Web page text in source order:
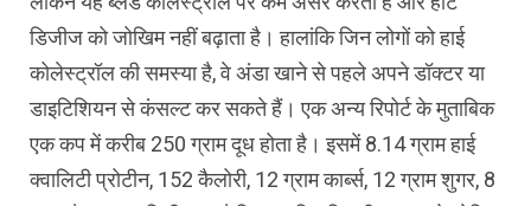
डिजीज को जोखिम नहीं बढ़ाता है। हालांकि जिन लोगों को हाई
कोलेस्ट्रॉल की समस्या है, वे अंडा खाने से पहले अपने डॉक्टर या
डाइटिशियन से कंसल्ट कर सकते हैं। एक अन्य रिपोर्ट के मुताबिक
एक कप में करीब 250 ग्राम दूध होता है। इसमें 8.14 ग्राम हाई
क्वालिटी प्रोटीन, 152 कैलोरी, 12 ग्राम कार्ब्स, 12 ग्राम शुगर, 8